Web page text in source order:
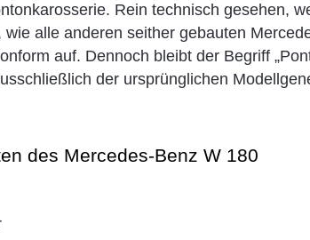
Rein technisch gesehen,
wie alle anderen seither gebauten
auf. Dennoch bleibt der Begriff
der ursprünglichen
des Mercedes-Benz W 180